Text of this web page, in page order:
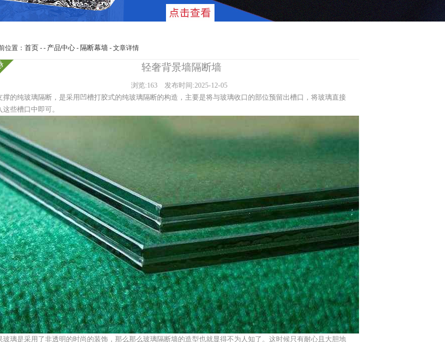
位置： 首页 - - 产品中心 - 隔断幕墙 - 文章详情
轻奢背景墙隔断墙
浏览:163
发布时间:2025-12-05
撑的纯玻璃隔断，是采用凹槽打胶式的纯玻璃隔断的构造，主要是将与玻璃收口的部位预留出槽口，将玻璃直接
这些槽口中即可。
玻璃是采用了非透明的时尚的装饰，那么那么玻璃隔断墙的造型也就显得不为人知了。这时候只有耐心且大胆地